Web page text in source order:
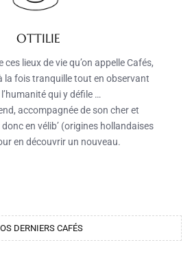
OTTILIE
ces lieux de vie qu’on appelle Cafés,
la fois tranquille tout en observant
qui y défile …
accompagnée de son cher et
en vélib’ (origines hollandaises
en découvrir un nouveau.
DERNIERS CAFÉS​